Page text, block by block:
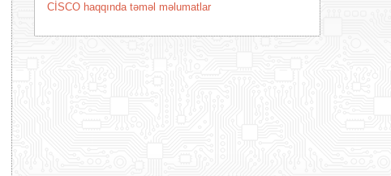
CİSCO haqqında təməl məlumatlar